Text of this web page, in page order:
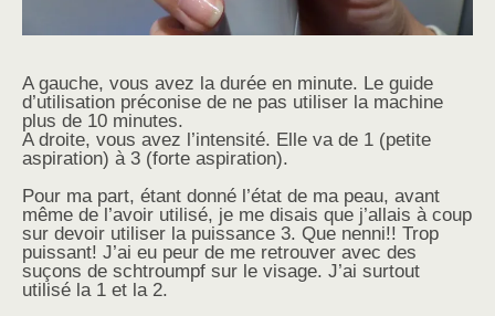
A gauche, vous avez la durée en minute. Le guide
d’utilisation préconise de ne pas utiliser la machine
plus de 10 minutes.
A droite, vous avez l’intensité. Elle va de 1 (petite
aspiration) à 3 (forte aspiration).
Pour ma part, étant donné l’état de ma peau, avant
même de l’avoir utilisé, je me disais que j’allais à coup
sur devoir utiliser la puissance 3. Que nenni!! Trop
puissant! J’ai eu peur de me retrouver avec des
suçons de schtroumpf sur le visage. J’ai surtout
utilisé la 1 et la 2.